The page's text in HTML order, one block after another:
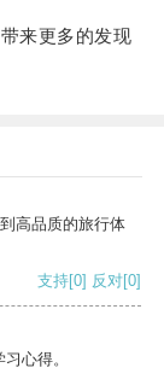
来更多的发现
高品质的旅行体
支持[0] 反对[0]
心得。